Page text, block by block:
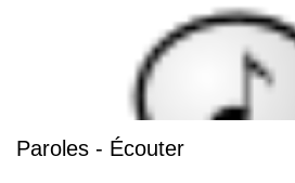
Paroles - Écouter